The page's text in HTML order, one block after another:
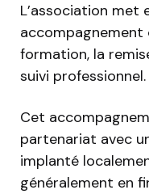
L’association met
formation, la
suivi professionnel.
Cet
partenariat avec
implanté
généralement en